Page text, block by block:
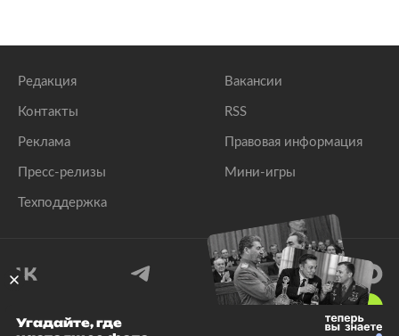
Редакция
Контакты
Реклама
Пресс-релизы
Техподдержка
Вакансии
RSS
Правовая информация
Мини-игры
Угадайте, где